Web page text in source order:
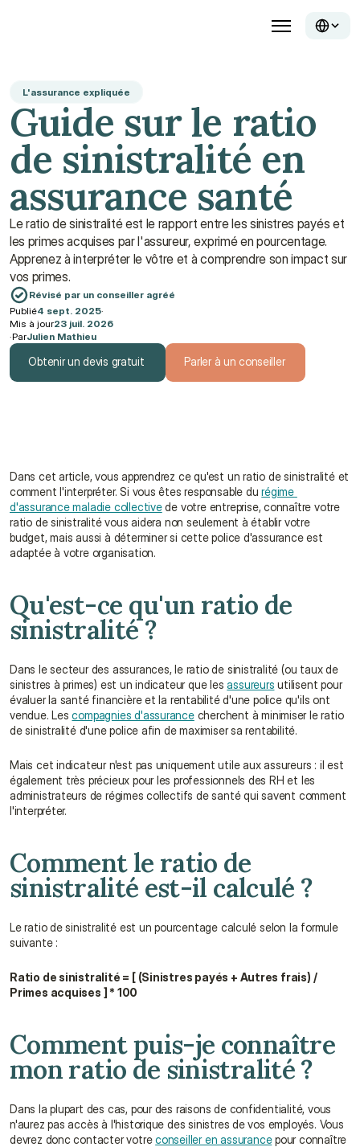
L'assurance expliquée
Guide sur le ratio
de sinistralité en
assurance santé
Le ratio de sinistralité est le rapport entre les sinistres payés et
les primes acquises par l'assureur, exprimé en pourcentage.
Apprenez à interpréter le vôtre et à comprendre son impact sur
vos primes.
Révisé par un conseiller agréé
Publié4 sept. 2025·
Mis à jour23 juil. 2026
·ParJulien Mathieu
Obtenir un devis gratuit Parler à un conseiller
Dans cet article, vous apprendrez ce qu'est un ratio de sinistralité et
comment l'interpréter. Si vous êtes responsable du régime
d'assurance maladie collective de votre entreprise, connaître votre
ratio de sinistralité vous aidera non seulement à établir votre
budget, mais aussi à déterminer si cette police d'assurance est
adaptée à votre organisation.
Qu'est-ce qu'un ratio de
sinistralité ?
Dans le secteur des assurances, le ratio de sinistralité (ou taux de
sinistres à primes) est un indicateur que les assureurs utilisent pour
évaluer la santé financière et la rentabilité d'une police qu'ils ont
vendue. Les compagnies d'assurance cherchent à minimiser le ratio
de sinistralité d'une police afin de maximiser sa rentabilité.
Mais cet indicateur n'est pas uniquement utile aux assureurs : il est
également très précieux pour les professionnels des RH et les
administrateurs de régimes collectifs de santé qui savent comment
l'interpréter.
Comment le ratio de
sinistralité est-il calculé ?
Le ratio de sinistralité est un pourcentage calculé selon la formule
suivante :
Ratio de sinistralité = [ (Sinistres payés + Autres frais) /
Primes acquises ] * 100
Comment puis-je connaître
mon ratio de sinistralité ?
Dans la plupart des cas, pour des raisons de confidentialité, vous
n'aurez pas accès à l'historique des sinistres de vos employés. Vous
devrez donc contacter votre conseiller en assurance pour connaître